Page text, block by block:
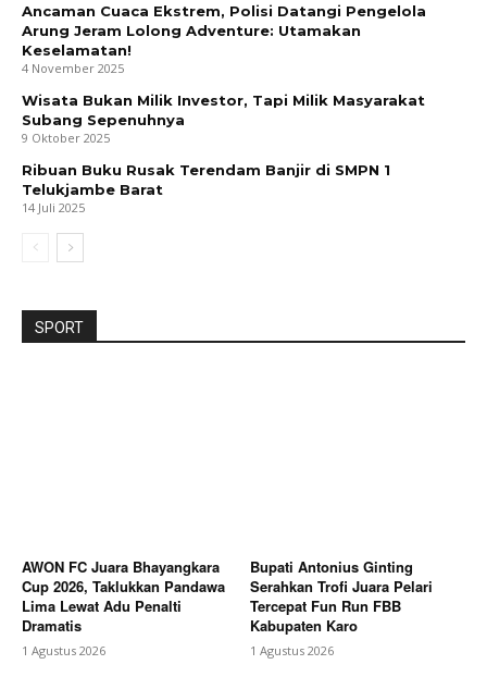
Ancaman Cuaca Ekstrem, Polisi Datangi Pengelola
Arung Jeram Lolong Adventure: Utamakan
Keselamatan!
4 November 2025
Wisata Bukan Milik Investor, Tapi Milik Masyarakat
Subang Sepenuhnya
9 Oktober 2025
Ribuan Buku Rusak Terendam Banjir di SMPN 1
Telukjambe Barat
14 Juli 2025
SPORT
AWON FC Juara Bhayangkara
Cup 2026, Taklukkan Pandawa
Lima Lewat Adu Penalti
Dramatis
1 Agustus 2026
Bupati Antonius Ginting
Serahkan Trofi Juara Pelari
Tercepat Fun Run FBB
Kabupaten Karo
1 Agustus 2026